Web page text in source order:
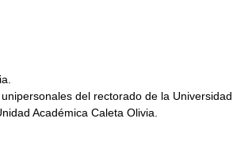
del rectorado de la Universidad,
Académica Caleta Olivia.